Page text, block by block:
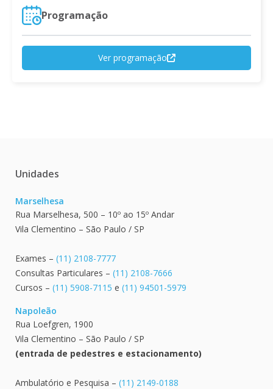
Programação
Ver programação
Unidades
Marselhesa
Rua Marselhesa, 500 – 10º ao 15º Andar
Vila Clementino – São Paulo / SP
Exames – (11) 2108-7777
Consultas Particulares – (11) 2108-7666
Cursos – (11) 5908-7115 e (11) 94501-5979
Napoleão
Rua Loefgren, 1900
Vila Clementino – São Paulo / SP
(entrada de pedestres e estacionamento)
Ambulatório e Pesquisa – (11) 2149-0188